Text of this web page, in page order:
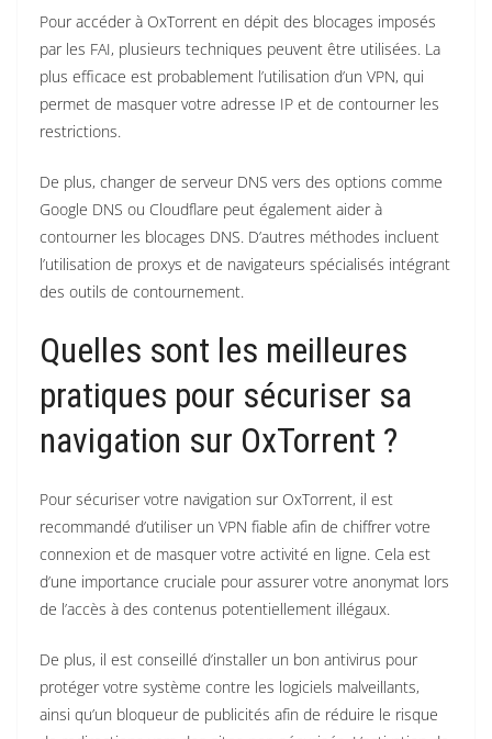
Pour accéder à OxTorrent en dépit des blocages imposés
par les FAI, plusieurs techniques peuvent être utilisées. La
plus efficace est probablement l’utilisation d’un VPN, qui
permet de masquer votre adresse IP et de contourner les
restrictions.
De plus, changer de serveur DNS vers des options comme
Google DNS ou Cloudflare peut également aider à
contourner les blocages DNS. D’autres méthodes incluent
l’utilisation de proxys et de navigateurs spécialisés intégrant
des outils de contournement.
Quelles sont les meilleures
pratiques pour sécuriser sa
navigation sur OxTorrent ?
Pour sécuriser votre navigation sur OxTorrent, il est
recommandé d’utiliser un VPN fiable afin de chiffrer votre
connexion et de masquer votre activité en ligne. Cela est
d’une importance cruciale pour assurer votre anonymat lors
de l’accès à des contenus potentiellement illégaux.
De plus, il est conseillé d’installer un bon antivirus pour
protéger votre système contre les logiciels malveillants,
ainsi qu’un bloqueur de publicités afin de réduire le risque